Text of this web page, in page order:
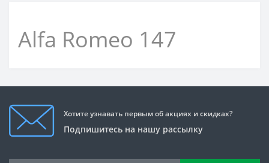
Alfa Romeo 147
Хотите узнавать первым об акциях и скидках?
Подпишитесь на нашу рассылку